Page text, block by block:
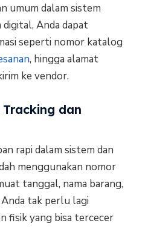
umum dalam sistem
Anda dapat
seperti nomor katalog
, hingga alamat
ke vendor.
dan
rapi dalam sistem dan
menggunakan nomor
tanggal, nama barang,
tak perlu lagi
fisik yang bisa tercecer